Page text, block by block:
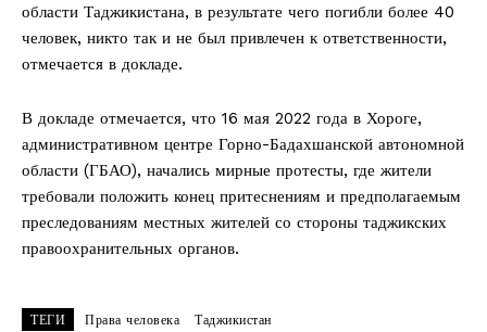
области Таджикистана, в результате чего погибли более 40
человек, никто так и не был привлечен к ответственности,
отмечается в докладе.
В докладе отмечается, что 16 мая 2022 года в Хороге,
административном центре Горно-Бадахшанской автономной
области (ГБАО), начались мирные протесты, где жители
требовали положить конец притеснениям и предполагаемым
преследованиям местных жителей со стороны таджикских
правоохранительных органов.
ТЕГИ Права человека Таджикистан